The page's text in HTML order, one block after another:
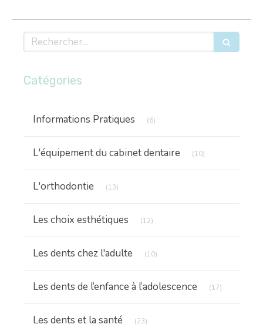
Rechercher
Catégories
Informations Pratiques (6)
L'équipement du cabinet dentaire (10)
L'orthodontie (13)
Les choix esthétiques (12)
Les dents chez l'adulte (10)
Les dents de l’enfance à l’adolescence (17)
Les dents et la santé (23)